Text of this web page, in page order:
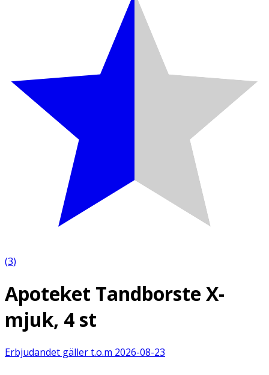
(3)
Apoteket Tandborste X-
mjuk, 4 st
Erbjudandet gäller t.o.m 2026-08-23